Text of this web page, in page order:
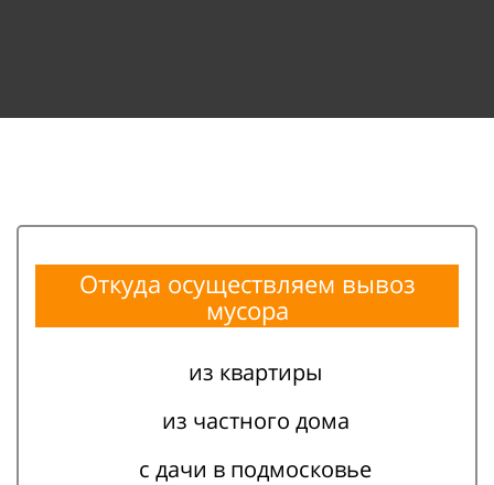
Откуда осуществляем вывоз
мусора
из квартиры
из частного дома
с дачи в подмосковье